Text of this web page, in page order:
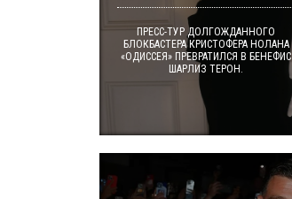
ПРЕСС-ТУР ДОЛГОЖДАННОГО
БЛОКБАСТЕРА КРИСТОФЕРА НОЛАНА
«ОДИССЕЯ» ПРЕВРАТИЛСЯ В БЕНЕФИС
ШАРЛИЗ ТЕРОН.